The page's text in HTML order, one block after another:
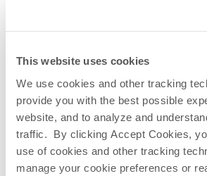
This website uses cookies
We use cookies and other tracking
provide you with the best possible
website, and to analyze and
traffic. By clicking Accept Cookies,
use of cookies and other tracking
manage your cookie preferences or
Grüne Doku One-